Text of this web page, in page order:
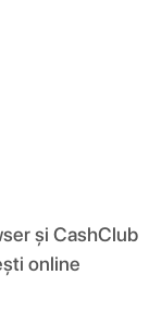
și CashClub
online